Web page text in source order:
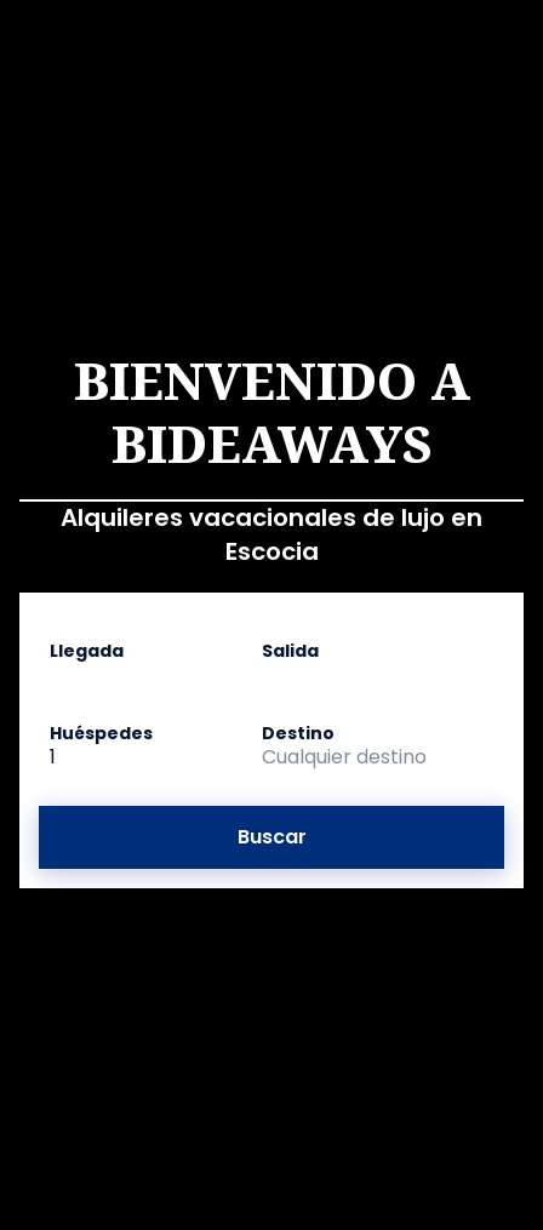
BIENVENIDO A
BIDEAWAYS
Alquileres vacacionales de lujo en
Escocia
Destino
Cualquier destino
Llegada Salida
Huéspedes
1
Buscar